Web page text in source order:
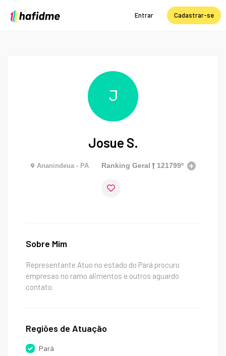
Entrar Cadastrar-se
J
Josue S.
Ananindeua - PA Ranking Geral 121799º
Sobre Mim
Representante Atuo no estado do Pará procuro
empresas no ramo alimentos e outros aguardo
contato.
Regiões de Atuação
Pará